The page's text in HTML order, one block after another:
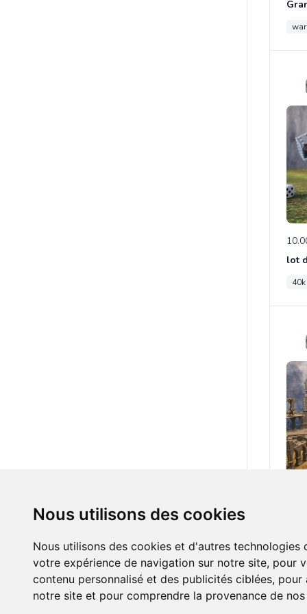
Nous utilisons des cookies
Nous utilisons des cookies et d'autres technologies
votre expérience de navigation sur notre site, pour
contenu personnalisé et des publicités ciblées,
notre site et pour comprendre la provenance de
40k